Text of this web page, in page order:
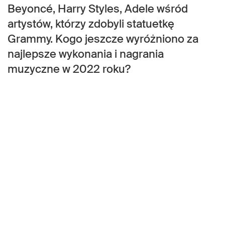
Beyoncé, Harry Styles, Adele wśród
artystów, którzy zdobyli statuetkę
Grammy. Kogo jeszcze wyróżniono za
najlepsze wykonania i nagrania
muzyczne w 2022 roku?